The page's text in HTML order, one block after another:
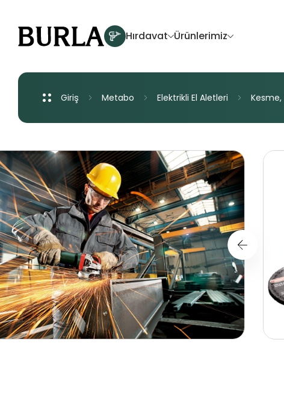
Hırdavat Ürünlerimiz
Yenilikler
Akülü El Aletleri
Elektrikli El Aletleri
Havalı El Aletleri
Aksesuarlar
Giriş Metabo Elektrikli El Aletleri Kesme,